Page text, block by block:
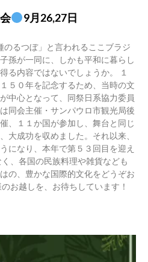
9月26,27日
のるつぼ」と言われるここブラジ
孫が一同に、しかも平和に暮らし
る内容ではないでしょうか。 １
５０年を記念するため、当時の文
中心となって、同祭日系協力委員
同会主催・サンパウロ市観光局後
、１１か国が参加し、舞台と同じ
大成功を収めました。それ以来、
になり、本年で第５３回目を迎え
、各国の民族料理や雑貨なども
の、豊かな国際的文化をどうぞお
お越しを、お待ちしています！